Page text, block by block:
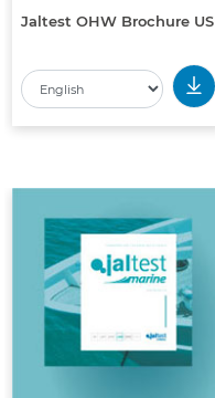
Jaltest OHW Brochure US